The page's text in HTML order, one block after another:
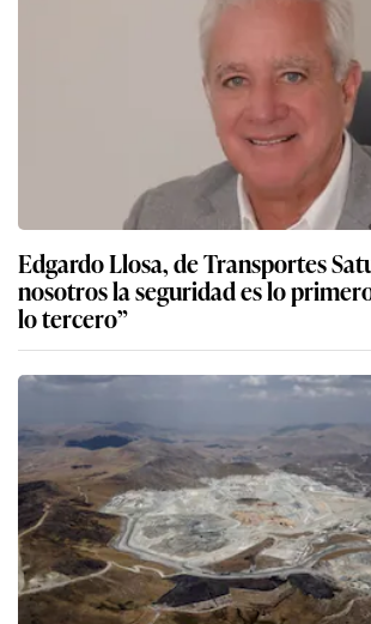
Edgardo Llosa, de Transportes
nosotros la seguridad es lo
lo tercero”